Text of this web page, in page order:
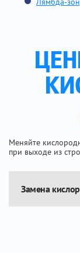
Меняйте
при выходе из
Замена